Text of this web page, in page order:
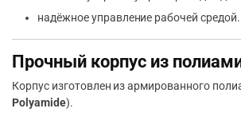
надёжное управление рабочей средой.
Прочный корпус из
Корпус изготовлен из армированного
Polyamide).